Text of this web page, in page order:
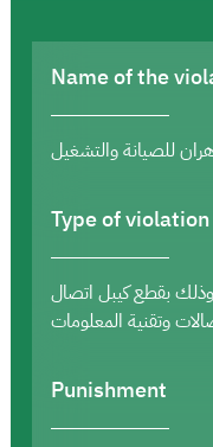
Name of the
للصيانة والتشغيل
Type of violation
وذلك بقطع كيبل اتصال
وتقنية المعلومات
Punishment